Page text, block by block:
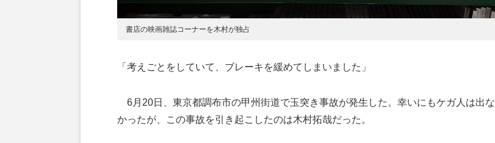
書店の映画雑誌コーナーを木村が独占
「考えごとをしていて、ブレーキを緩めてしまいました」
6月20日、東京都調布市の甲州街道で玉突き事故が発生した。幸いにもケガ人は出な
かったが、この事故を引き起こしたのは木村拓哉だった。